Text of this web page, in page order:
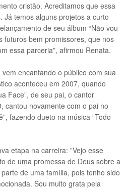
cristão. Acreditamos que essa
Já temos alguns projetos a curto
de seu álbum “Não vou
futuros bem promissores, que nos
essa parceria”, afirmou Renata.
encantando o público com sua
aconteceu em 2007, quando
Face”, de seu pai, o cantor
cantou novamente com o pai no
fazendo dueto na música “Todo
etapa na carreira: ”Vejo esse
de uma promessa de Deus sobre a
de uma família, pois tenho sido
Sou muito grata pela